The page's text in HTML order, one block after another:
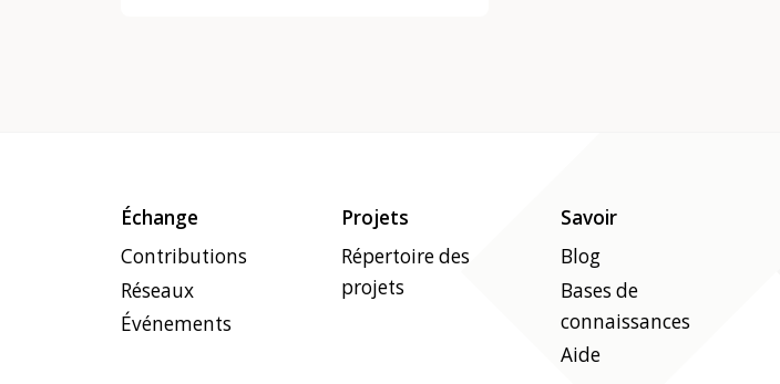
Échange
Contributions
Réseaux
Événements
Projets
Répertoire des
projets
Savoir
Blog
Bases de
connaissances
Aide